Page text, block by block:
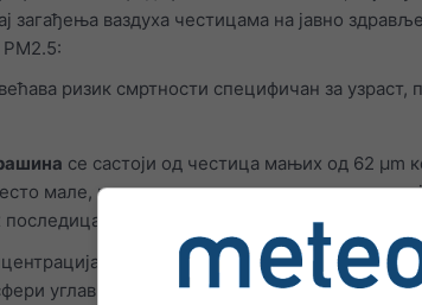
загађења ваздуха честицама на јавно
ризик смртности специфичан за узраст,
се састоји од честица мањих од 62 μm
мале, што доводи до високих
гасова који загађују ваздух
углавном потиче из градских подручја.